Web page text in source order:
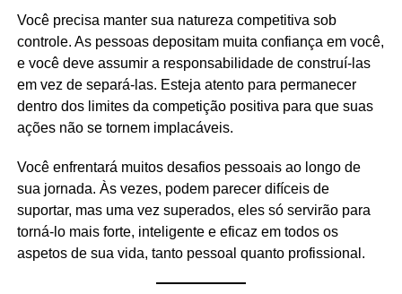
Você precisa manter sua natureza competitiva sob
controle. As pessoas depositam muita confiança em você,
e você deve assumir a responsabilidade de construí-las
em vez de separá-las. Esteja atento para permanecer
dentro dos limites da competição positiva para que suas
ações não se tornem implacáveis.
Você enfrentará muitos desafios pessoais ao longo de
sua jornada. Às vezes, podem parecer difíceis de
suportar, mas uma vez superados, eles só servirão para
torná-lo mais forte, inteligente e eficaz em todos os
aspetos de sua vida, tanto pessoal quanto profissional.